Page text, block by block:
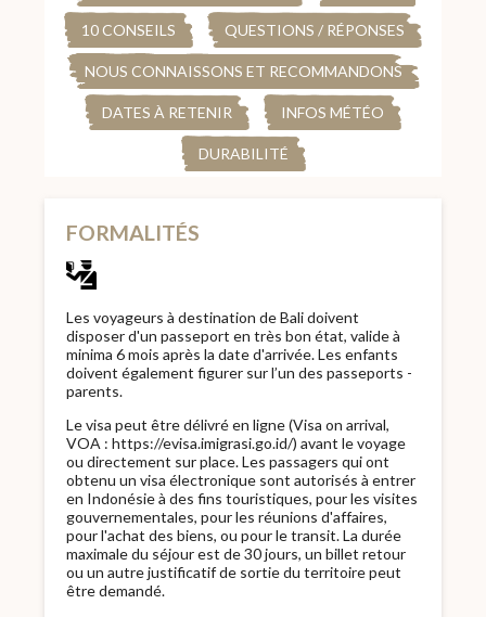
10 CONSEILS QUESTIONS / RÉPONSES
NOUS CONNAISSONS ET RECOMMANDONS
DATES À RETENIR INFOS MÉTÉO
DURABILITÉ
FORMALITÉS
Les voyageurs à destination de Bali doivent
disposer d'un passeport en très bon état, valide à
minima 6 mois après la date d'arrivée. Les enfants
doivent également figurer sur l’un des passeports -
parents.
Le visa peut être délivré en ligne (Visa on arrival,
VOA : https://evisa.imigrasi.go.id/) avant le voyage
ou directement sur place. Les passagers qui ont
obtenu un visa électronique sont autorisés à entrer
en Indonésie à des fins touristiques, pour les visites
gouvernementales, pour les réunions d'affaires,
pour l'achat des biens, ou pour le transit. La durée
maximale du séjour est de 30 jours, un billet retour
ou un autre justificatif de sortie du territoire peut
être demandé.